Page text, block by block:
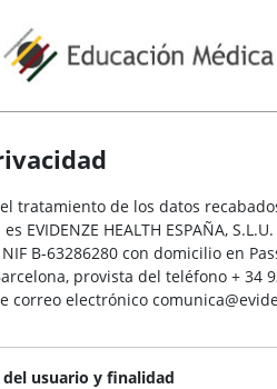
tratamiento de los datos
EVIDENZE HEALTH ESPAÑA,
NIF B-63286280 con domicilio en
provista del teléfono + 34
correo electrónico
usuario y finalidad